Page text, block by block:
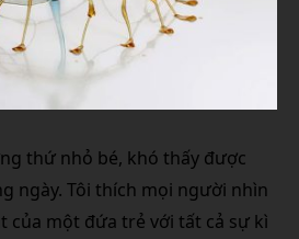
thứ nhỏ bé, khó thấy được
ngày. Tôi thích mọi người nhìn
của một đứa trẻ với tất cả sự kì